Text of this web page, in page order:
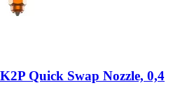
Quick Swap Nozzle, 0,4